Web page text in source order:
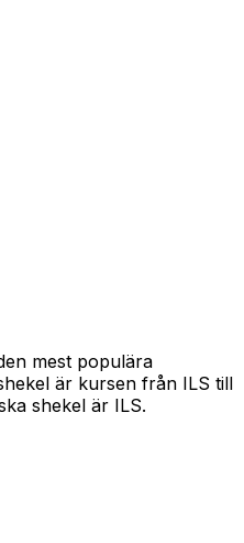
mest populära
är kursen från ILS till
shekel är ILS.